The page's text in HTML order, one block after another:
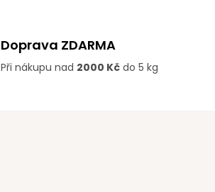
Doprava ZDARMA
Při nákupu nad 2000 Kč do 5 kg